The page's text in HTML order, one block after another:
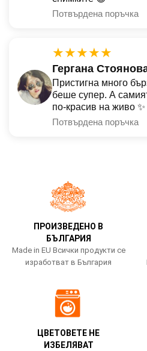
Потвърдена поръчка
★★★★★
Гергана
Пристигна много
беше супер. А
по-красив на живо ✨
Потвърдена поръчка
ПРОИЗВЕДЕНО В
БЪЛГАРИЯ
Made in EU Всички продукти се
изработват в България
ЦВЕТОВЕТЕ НЕ
ИЗБЕЛЯВАТ